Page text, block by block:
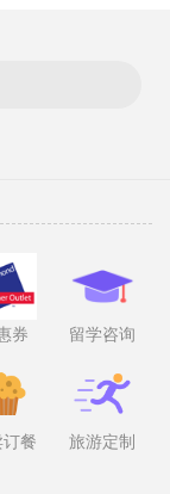
券 留学咨询
餐 旅游定制